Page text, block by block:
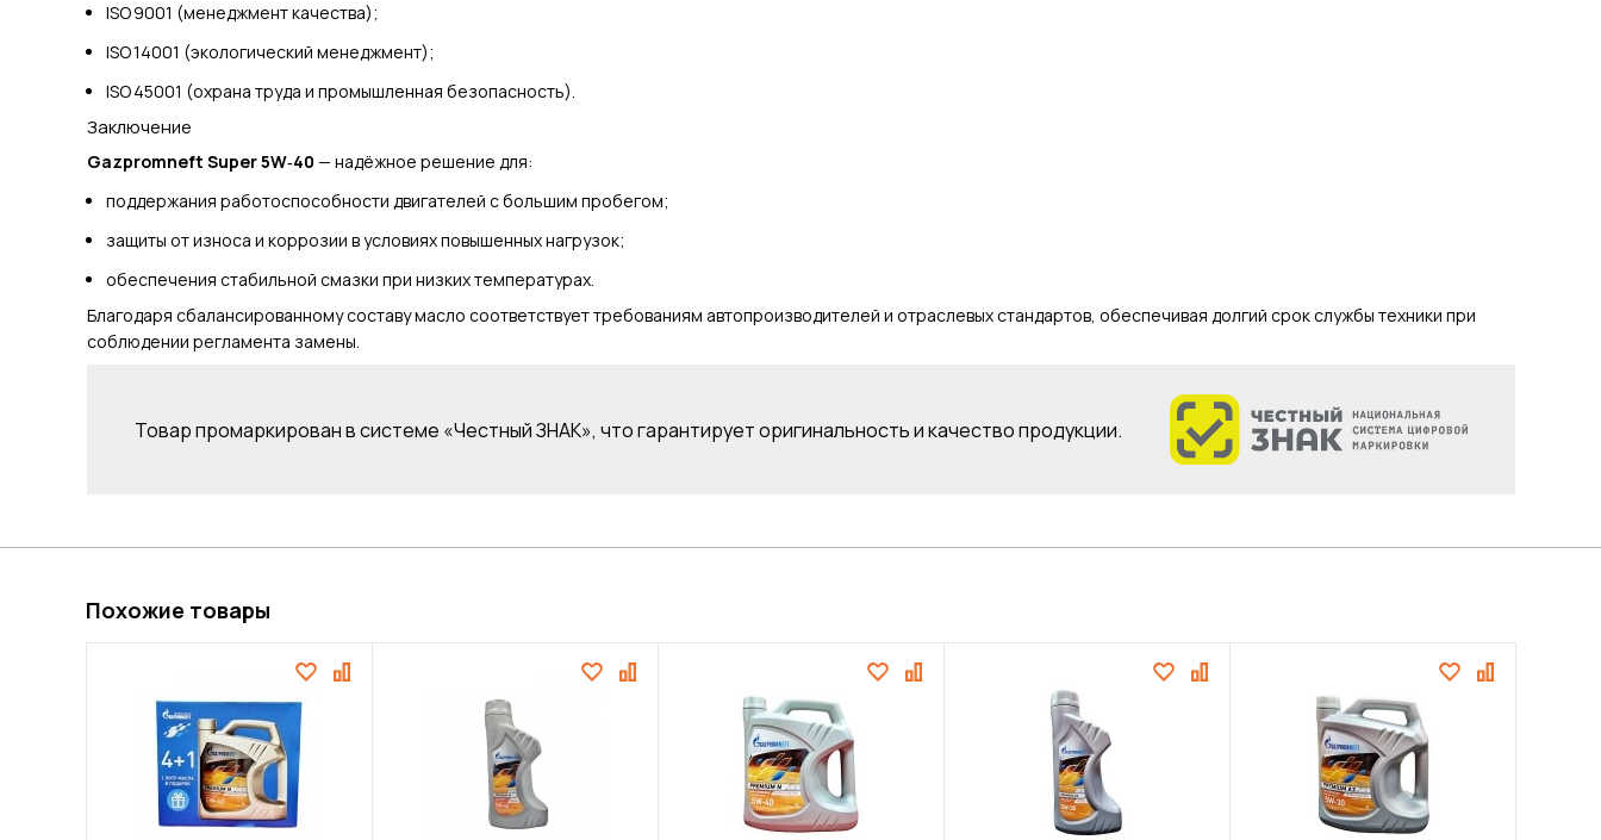
ISO 9001 (менеджмент качества);
ISO 14001 (экологический менеджмент);
ISO 45001 (охрана труда и промышленная безопасность).
Заключение
Gazpromneft Super 5W‑40 — надёжное решение для:
поддержания работоспособности двигателей с большим пробегом;
защиты от износа и коррозии в условиях повышенных нагрузок;
обеспечения стабильной смазки при низких температурах.
Благодаря сбалансированному составу масло соответствует требованиям автопроизводителей и отраслевых стандартов, обеспечивая долгий срок службы техники при
соблюдении регламента замены.
Товар промаркирован в системе «Честный ЗНАК», что гарантирует оригинальность и качество продукции.
Похожие товары